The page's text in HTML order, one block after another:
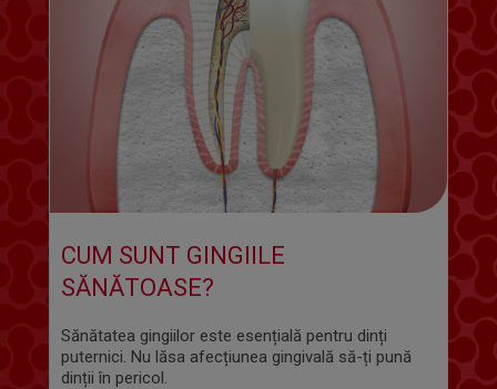
CUM SUNT GINGIILE
SĂNĂTOASE?
Sănătatea gingiilor este esențială pentru dinți
puternici. Nu lăsa afecțiunea gingivală să-ți pună
dinții în pericol.